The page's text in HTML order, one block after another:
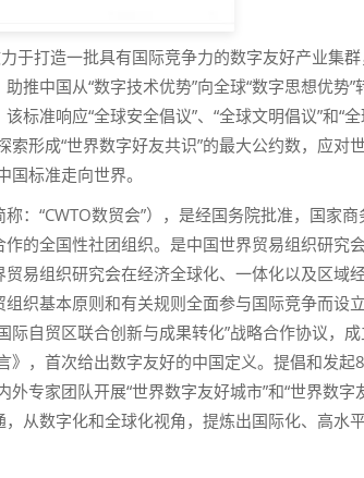
于打造一批具有国际竞争力的数字友好产业集
推中国从“数字技术优势”向全球“数字思想优势”
准响应“全球安全倡议”、“全球文明倡议”和“
形成“世界数字好友共识”的最大公约数，应对
标准走向世界。
：“CWTO数贸会”），是经国务院批准，国家商
的全国性社团组织。是中国世界贸易组织研究
易组织研究会在经济全球化、一体化以及区域
织基本原则和有关规则全面参与国际竞争而设
自贸区联合创新与成果转化”战略合作协议，成
》，首次给出数字友好的中国定义。提倡和发起
专家团队开展“世界数字友好城市”和“世界数字
从数字化和全球化视角，提炼出国际化、高水